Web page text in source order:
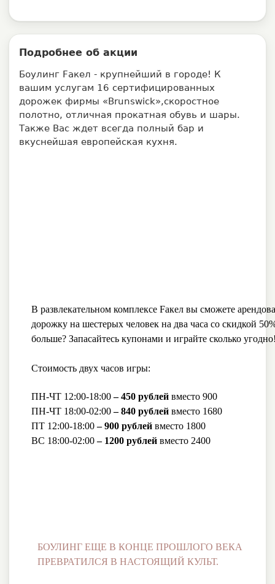
Подробнее об акции
Боулинг Fакел - крупнейший в городе! К
вашим услугам 16 сертифицированных
дорожек фирмы «Brunswick»,скоростное
полотно, отличная прокатная обувь и шары.
Также Вас ждет всегда полный бар и
вкуснейшая европейская кухня.
В развлекательном комплексе Fакел вы сможете
дорожку на шестерых человек на два часа со скидкой
больше? Запасайтесь купонами и играйте сколько
Стоимость двух часов игры:
ПН-ЧТ 12:00-18:00– 450 рублей вместо 900
ПН-ЧТ 18:00-02:00– 840 рублей вместо 1680
ПТ 12:00-18:00– 900 рублей вместо 1800
ВС 18:00-02:00– 1200 рублей вместо 2400
БОУЛИНГ ЕЩЕ В КОНЦЕ ПРОШЛОГО ВЕКА
ПРЕВРАТИЛСЯ В НАСТОЯЩИЙ КУЛЬТ.